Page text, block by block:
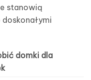
stanowią
domki dla